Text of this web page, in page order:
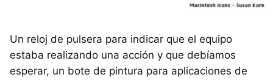
Un reloj de pulsera para indicar que el equipo
estaba realizando una acción y que debíamos
esperar, un bote de pintura para aplicaciones de